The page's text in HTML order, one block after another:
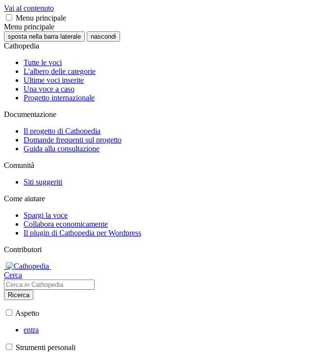
Vai al contenuto
Menu principale
Menu principale
sposta nella barra laterale nascondi
Cathopedia
Tutte le voci
L'albero delle categorie
Ultime voci inserite
Una voce a caso
Progetto internazionale
Documentazione
Il progetto di Cathopedia
Domande frequenti sul progetto
Guida alla consultazione
Comunità
Siti suggeriti
Come aiutare
Spargi la voce
Collabora economicamente
Il plugin di Cathopedia per Wordpress
Contributori
Cerca
Ricerca
Aspetto
entra
Strumenti personali